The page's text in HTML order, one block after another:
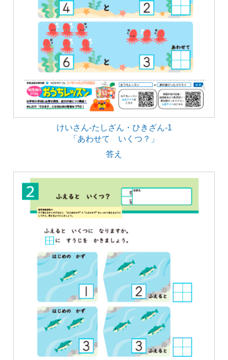
けいさん-たしざん・ひきざん-1
「あわせて いくつ？」
答え